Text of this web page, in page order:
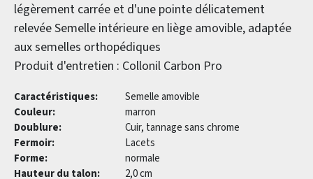
légèrement carrée et d'une pointe délicatement
relevéeSemelle intérieure en liège amovible, adaptée
aux semelles orthopédiques
Produit d'entretien : Collonil Carbon Pro
Caractéristiques:
Semelle amovible
Couleur:
marron
Doublure:
Cuir, tannage sans chrome
Fermoir:
Lacets
Forme:
normale
Hauteur du talon:
2,0 cm